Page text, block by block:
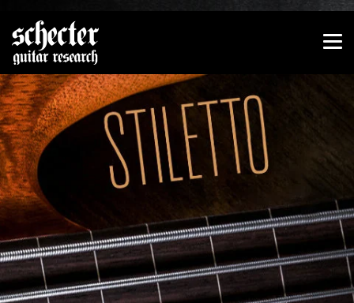
Zeige besser passende Version dieser Seite
Diese Meldung nicht mehr anzeigen